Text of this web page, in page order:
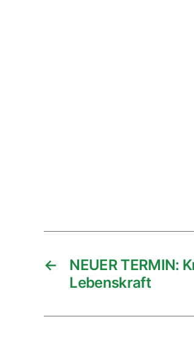
←
NEUER TERMIN:
Lebenskraft